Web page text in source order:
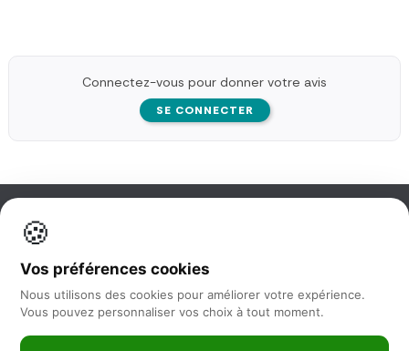
Connectez-vous pour donner votre avis
SE CONNECTER
Information
Nos services
🍪
Vos préférences cookies
Nous utilisons des cookies pour améliorer votre expérience.
Vous pouvez personnaliser vos choix à tout moment.